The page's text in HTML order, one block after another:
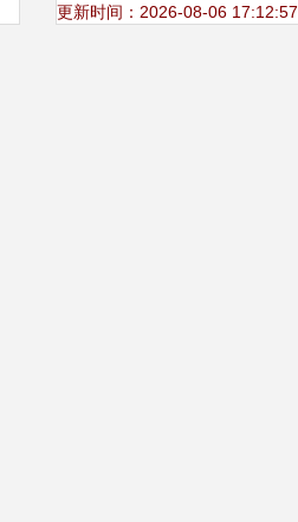
化交流活动策划
更新时间：2026-08-06 17:12:57